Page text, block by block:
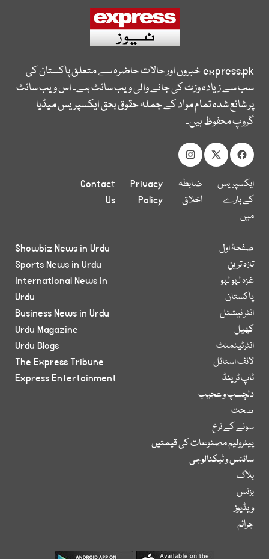
express.pkخبروں اور حالات حاضرہ سے متعلق پاکستان کی
سب سے زیادہ وزٹ کی جانے والی ویب سائٹ ہے۔ اس ویب سائٹ
پر شائع شدہ تمام مواد کے جملہ حقوق بحق ایکسپریس میڈیا
گروپ محفوظ ہیں۔
ایکسپریس
کے بارے
میں
ضابطہ
اخلاق
Privacy
Policy
Contact
Us
صفحۂ اول
تازہ ترین
غزہ لہو لہو
پاکستان
انٹر نیشنل
کھیل
انٹرٹینمنٹ
لائف اسٹائل
ٹاپ ٹرینڈ
دلچسپ و عجیب
صحت
سونے کے نرخ
پیٹرولیم مصنوعات کی قیمتیں
سائنس و ٹیکنالوجی
بلاگ
بزنس
ویڈیوز
جرائم
Showbiz News in Urdu
Sports News in Urdu
International News in
Urdu
Business News in Urdu
Urdu Magazine
Urdu Blogs
The Express Tribune
Express Entertainment